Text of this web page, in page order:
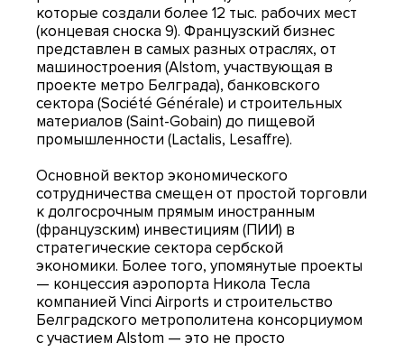
которые создали более 12 тыс. рабочих мест
(концевая сноска 9). Французский бизнес
представлен в самых разных отраслях, от
машиностроения (Alstom, участвующая в
проекте метро Белграда), банковского
сектора (Société Générale) и строительных
материалов (Saint-Gobain) до пищевой
промышленности (Lactalis, Lesaffre).
Основной вектор экономического
сотрудничества смещен от простой торговли
к долгосрочным прямым иностранным
(французским) инвестициям (ПИИ) в
стратегические сектора сербской
экономики. Более того, упомянутые проекты
— концессия аэропорта Никола Тесла
компанией Vinci Airports и строительство
Белградского метрополитена консорциумом
с участием Alstom — это не просто